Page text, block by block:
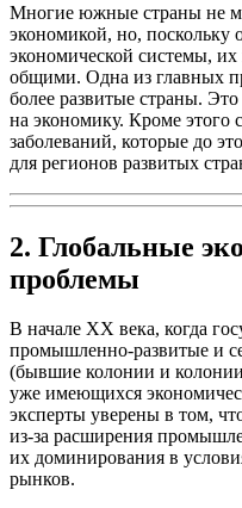
Многие южные страны не
экономикой, но, поскольку
экономической системы,
общими. Одна из главных
более развитые страны.
на экономику. Кроме этого
заболеваний, которые до
для регионов развитых
2. Глобальные
проблемы
В начале XX века, когда
промышленно-развитые и
(бывшие колонии и
уже имеющихся
эксперты уверены в том,
из-за расширения
их доминирования в
рынков.